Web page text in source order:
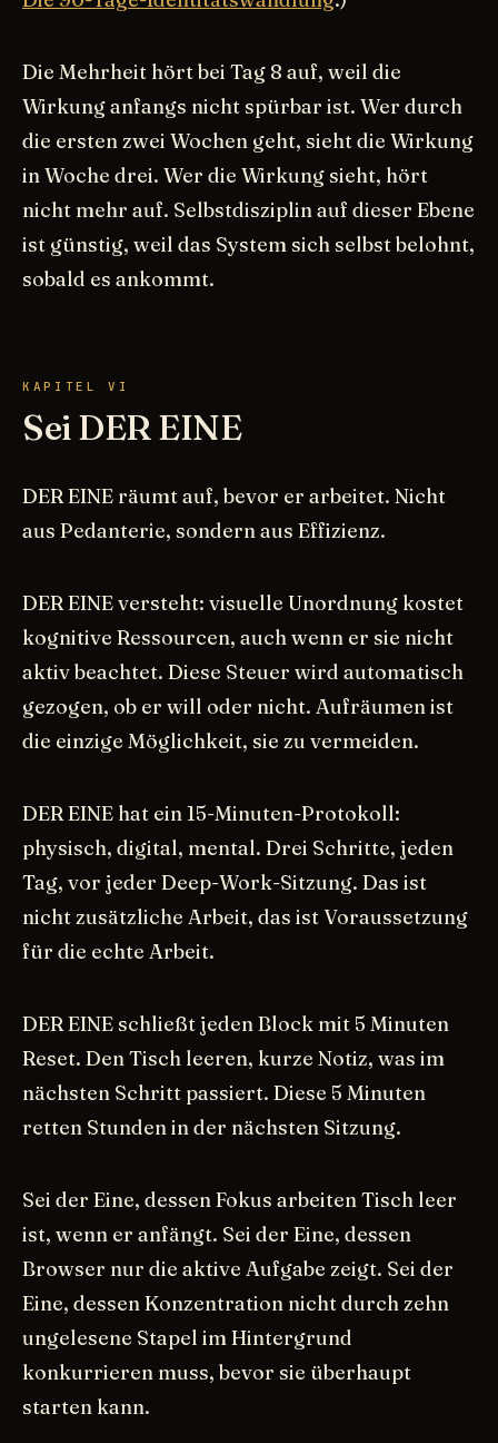
Die Mehrheit hört bei Tag 8 auf, weil die
Wirkung anfangs nicht spürbar ist. Wer durch
die ersten zwei Wochen geht, sieht die Wirkung
in Woche drei. Wer die Wirkung sieht, hört
nicht mehr auf. Selbstdisziplin auf dieser Ebene
ist günstig, weil das System sich selbst belohnt,
sobald es ankommt.
KAPITEL VI
Sei DER EINE
DER EINE räumt auf, bevor er arbeitet. Nicht
aus Pedanterie, sondern aus Effizienz.
DER EINE versteht: visuelle Unordnung kostet
kognitive Ressourcen, auch wenn er sie nicht
aktiv beachtet. Diese Steuer wird automatisch
gezogen, ob er will oder nicht. Aufräumen ist
die einzige Möglichkeit, sie zu vermeiden.
DER EINE hat ein 15-Minuten-Protokoll:
physisch, digital, mental. Drei Schritte, jeden
Tag, vor jeder Deep-Work-Sitzung. Das ist
nicht zusätzliche Arbeit, das ist Voraussetzung
für die echte Arbeit.
DER EINE schließt jeden Block mit 5 Minuten
Reset. Den Tisch leeren, kurze Notiz, was im
nächsten Schritt passiert. Diese 5 Minuten
retten Stunden in der nächsten Sitzung.
Sei der Eine, dessen Fokus arbeiten Tisch leer
ist, wenn er anfängt. Sei der Eine, dessen
Browser nur die aktive Aufgabe zeigt. Sei der
Eine, dessen Konzentration nicht durch zehn
ungelesene Stapel im Hintergrund
konkurrieren muss, bevor sie überhaupt
starten kann.